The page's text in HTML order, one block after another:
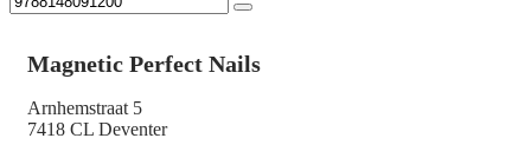
Magnetic Perfect Nails
Arnhemstraat 5
7418 CL Deventer